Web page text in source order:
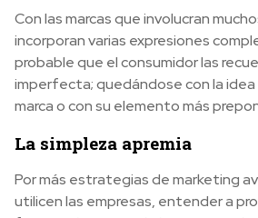
Con las marcas que involucran
incorporan varias expresiones
probable que el consumidor las
imperfecta; quedándose con la
marca o con su elemento más
La simpleza apremia
Por más estrategias de marketing
utilicen las empresas, entender a